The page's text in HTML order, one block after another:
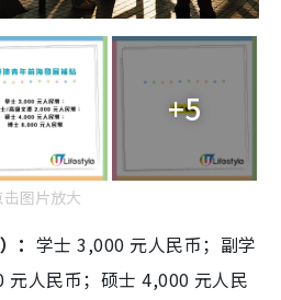
+5
击图片放大
： 学士 3,000 元人民币；副学
人民币；硕士 4,000 元人民